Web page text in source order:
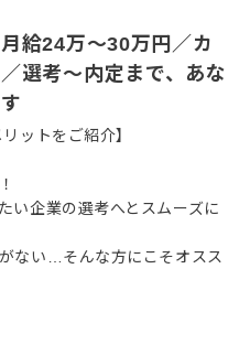
給24万～30万円／カ
選考～内定まで、あな
ットをご紹介】
い企業の選考へとスムーズに
ない…そんな方にこそオスス